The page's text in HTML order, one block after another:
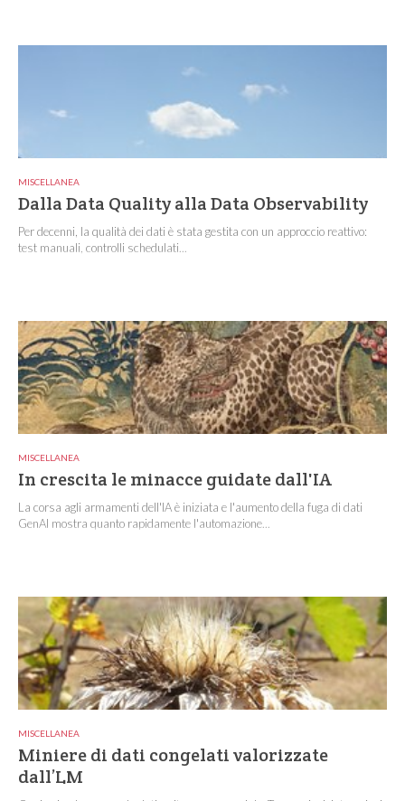
MISCELLANEA
Dalla Data Quality alla Data Observability
Per decenni, la qualità dei dati è stata gestita con un approccio reattivo:
test manuali, controlli schedulati...
MISCELLANEA
In crescita le minacce guidate dall'IA
La corsa agli armamenti dell'IA è iniziata e l'aumento della fuga di dati
GenAI mostra quanto rapidamente l'automazione...
MISCELLANEA
Miniere di dati congelati valorizzate
dall’LM